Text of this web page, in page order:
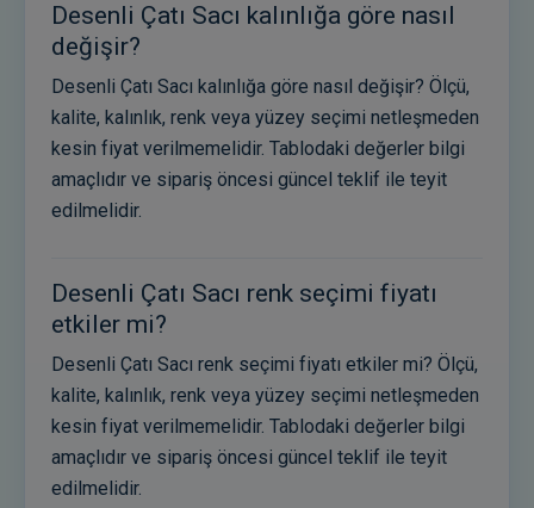
Desenli Çatı Sacı kalınlığa göre nasıl
değişir?
Desenli Çatı Sacı kalınlığa göre nasıl değişir? Ölçü,
kalite, kalınlık, renk veya yüzey seçimi netleşmeden
kesin fiyat verilmemelidir. Tablodaki değerler bilgi
amaçlıdır ve sipariş öncesi güncel teklif ile teyit
edilmelidir.
Desenli Çatı Sacı renk seçimi fiyatı
etkiler mi?
Desenli Çatı Sacı renk seçimi fiyatı etkiler mi? Ölçü,
kalite, kalınlık, renk veya yüzey seçimi netleşmeden
kesin fiyat verilmemelidir. Tablodaki değerler bilgi
amaçlıdır ve sipariş öncesi güncel teklif ile teyit
edilmelidir.